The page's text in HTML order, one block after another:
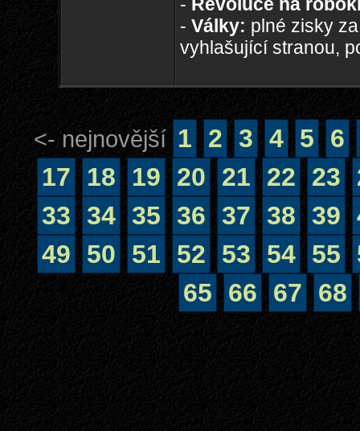
- Války: plné zisky
vyhlašující stranou,
<- nejnovější 1 2 3 4 5
6
17
18 19 20 21 22 23
33 34 35 36 37 38 39
49
50 51 52 53 54 55
65
66 67 68